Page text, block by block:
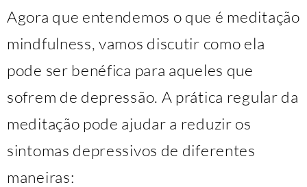
Agora que entendemos o que é meditação
mindfulness, vamos discutir como ela
pode ser benéfica para aqueles que
sofrem de depressão. A prática regular da
meditação pode ajudar a reduzir os
sintomas depressivos de diferentes
maneiras: